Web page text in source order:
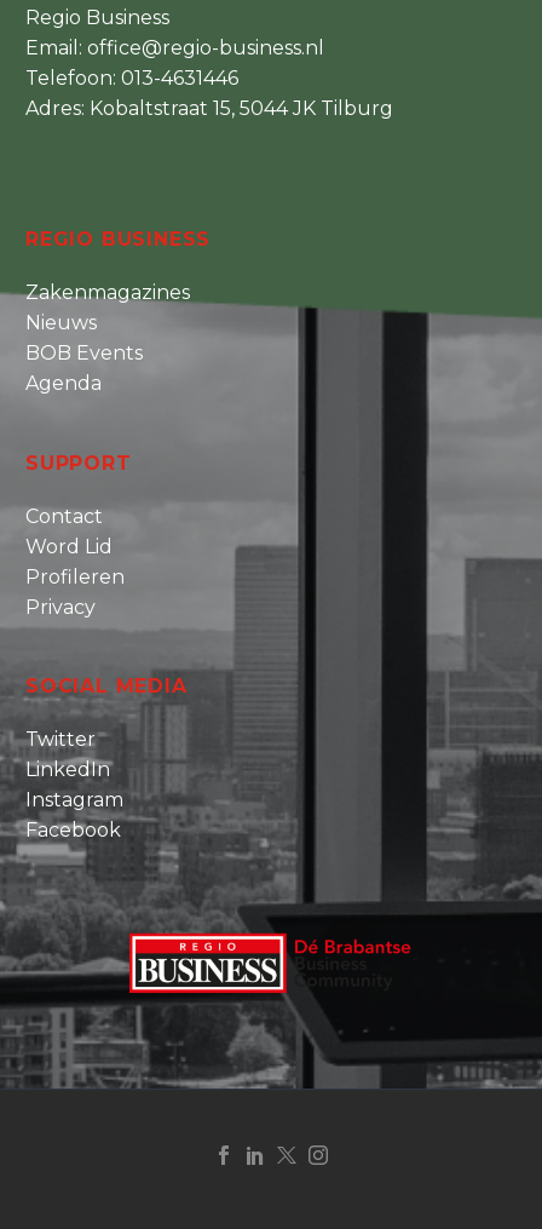
Regio Business
Email: office@regio-business.nl
Telefoon: 013-4631446
Adres: Kobaltstraat 15, 5044 JK Tilburg
REGIO BUSINESS
Zakenmagazines
Nieuws
BOB Events
Agenda
SUPPORT
Contact
Word Lid
Profileren
Privacy
SOCIAL MEDIA
Twitter
LinkedIn
Instagram
Facebook